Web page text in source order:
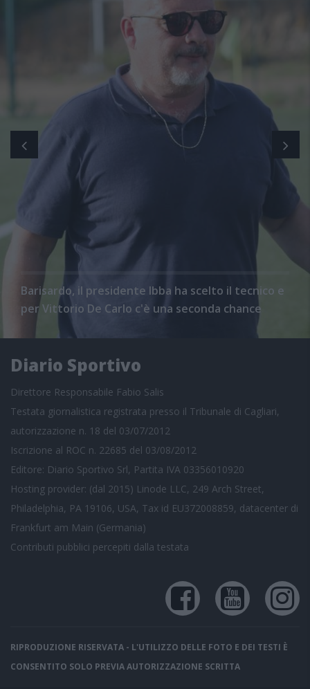
Barisardo, il presidente Ibba ha scelto il tecnico e
per Vittorio De Carlo c'è una seconda chance
Diario Sportivo
Direttore Responsabile Fabio Salis
Testata giornalistica registrata presso il Tribunale di Cagliari,
autorizzazione n. 18 del 03/07/2012
Iscrizione al ROC n. 22685 del 03/08/2012
Editore: Diario Sportivo Srl, Partita IVA 03356010920
Hosting provider: (dal 2015) Linode LLC, 249 Arch Street,
Philadelphia, PA 19106, USA, Tax id EU372008859, datacenter di
Frankfurt am Main (Germania)
Contributi pubblici percepiti dalla testata
RIPRODUZIONE RISERVATA - L'UTILIZZO DELLE FOTO E DEI TESTI È
CONSENTITO SOLO PREVIA AUTORIZZAZIONE SCRITTA